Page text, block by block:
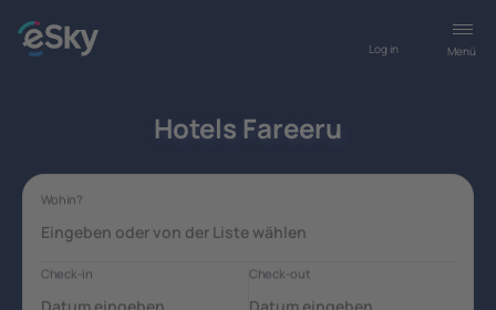
Menü
Log in
Hotels Fareeru